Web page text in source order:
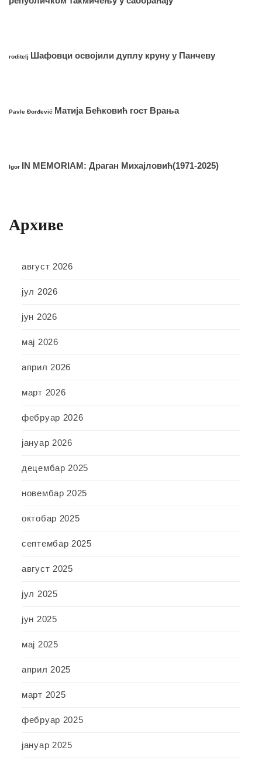
roditelj Шафовци освојили дуплу круну у Панчеву
Pavle Đorđević Матија Бећковић гост Врања
Igor IN MEMORIAM: Драган Михајловић(1971-2025)
Архиве
август 2026
јул 2026
јун 2026
мај 2026
април 2026
март 2026
фебруар 2026
јануар 2026
децембар 2025
новембар 2025
октобар 2025
септембар 2025
август 2025
јул 2025
јун 2025
мај 2025
април 2025
март 2025
фебруар 2025
јануар 2025